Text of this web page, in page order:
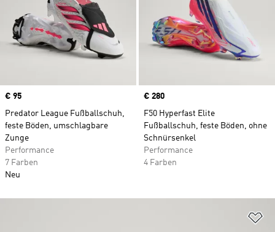
Price
€ 95
Predator League Fußballschuh,
feste Böden, umschlagbare
Zunge
Performance
7 Farben
Neu
Price
€ 280
F50 Hyperfast Elite
Fußballschuh, feste Böden, ohne
Schnürsenkel
Performance
4 Farben